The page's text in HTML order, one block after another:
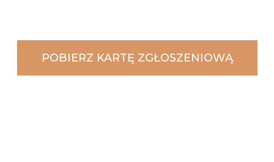
POBIERZ KARTĘ ZGŁOSZENIOWĄ